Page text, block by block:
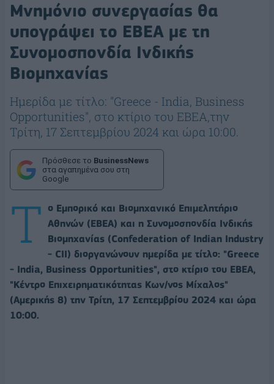
Μνημόνιο συνεργασίας θα
υπογράψει το ΕΒΕΑ με τη
Συνομοσπονδία Ινδικής
Βιομηχανίας
Ημερίδα με τίτλο: "Greece - India, Business
Opportunities", στο κτίριο του ΕΒΕΑ,την
Τρίτη, 17 Σεπτεμβρίου 2024 και ώρα 10:00.
Πρόσθεσε το BusinessNews
στα αγαπημένα σου στη
Google
Τ
ο Εμπορικό και Βιομηχανικό Επιμελητήριο
Αθηνών (ΕΒΕΑ) και η Συνομοσπονδία Ινδικής
Βιομηχανίας (Confederation of Indian Industry
- CII) διοργανώνουν ημερίδα με τίτλο: "Greece
- India, Business Opportunities", στο κτίριο του ΕΒΕΑ,
"Κέντρο Επιχειρηματικότητας Κων/νος Μίχαλος"
(Αμερικής 8) την Τρίτη, 17 Σεπτεμβρίου 2024 και ώρα
10:00.